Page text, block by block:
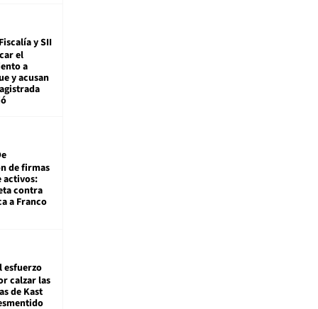
Fiscalía y SII
el
a
y acusan
de firmas
activos:
contra
a Franco
esfuerzo
calzar las
de Kast